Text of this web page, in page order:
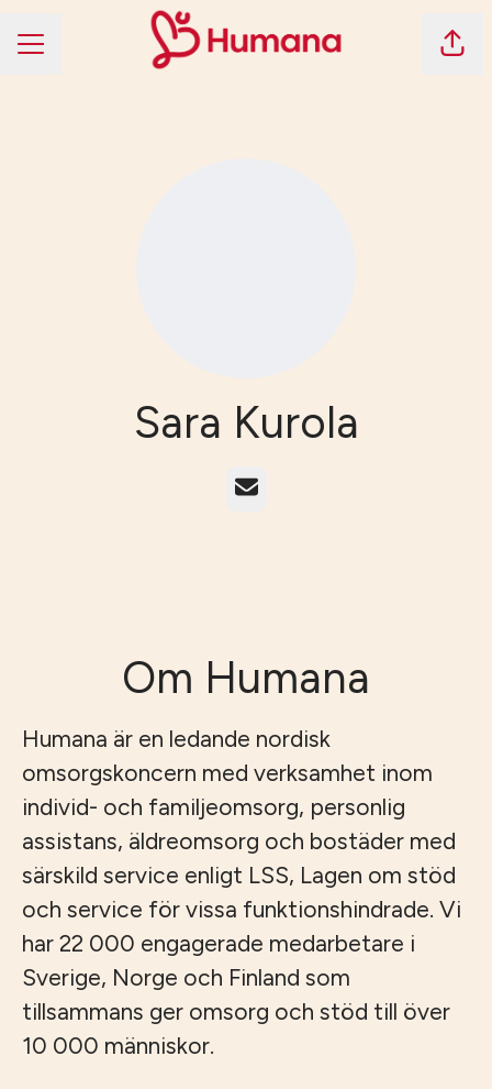
KARRIÄRMENY Dela
Sara Kurola
E-post
Om Humana
Humana är en ledande nordisk
omsorgskoncern med verksamhet inom
individ- och familjeomsorg, personlig
assistans, äldreomsorg och bostäder med
särskild service enligt LSS, Lagen om stöd
och service för vissa funktionshindrade. Vi
har 22 000 engagerade medarbetare i
Sverige, Norge och Finland som
tillsammans ger omsorg och stöd till över
10 000 människor.